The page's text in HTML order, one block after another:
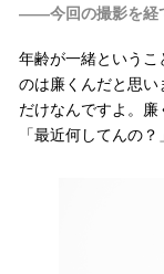
――今回の撮影を経
年齢が一緒という
のは廉くんだと思
だけなんですよ。廉
「最近何してんの